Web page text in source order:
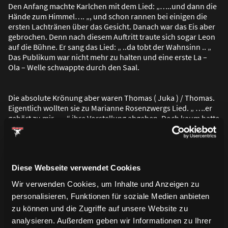
Diese Webseite verwendet Cookies
Wir verwenden Cookies, um Inhalte und Anzeigen zu
personalisieren, Funktionen für soziale Medien anbieten
zu können und die Zugriffe auf unsere Website zu
analysieren. Außerdem geben wir Informationen zu Ihrer
Den Anfang machte Karlchen mit dem Lied: „…..und dann die
Hände zum Himmel…. „, und schon rannen bei einigen die
ersten Lachtränen über das Gesicht. Danach war das Eis aber
gebrochen. Denn nach diesem Auftritt traute sich sogar Leon
auf die Bühne. Er sang das Lied: „ ..da tobt der Wahnsinn .. „
Das Publikum war nicht mehr zu halten und eine erste La –
Ola – Welle schwappte durch den Saal.
Die absolute Krönung aber waren Thomas ( Juka ) / Thomas.
Eigentlich wollten sie zu Marianne Rosenzwergs Lied. „ ….er
gehört zu mir …..“ ihre Vorstellung abgeben. Doch kaum hatte
das Lied begonnen, konnte Juka sich nicht mehr halten und
bekam einen Lachkrampf vom aller Feinsten. Thomas, tapfer
eigentlich noch ganz gut klappte; aber als Juka unter seinen
Lachattacken völlig zusammenbrach, war es auch für Thomas
gelaufen. Juka hing mittlerweile auf allen Vieren auf der
Bühne und Thomas hielt sich seinen Bauch, gleichzeitig nach
Luft schnappend. Als das Lied nach ca. 5 Minuten zu Ende war,
war erst einmal Rundum – Erholung angesagt; denn auch das